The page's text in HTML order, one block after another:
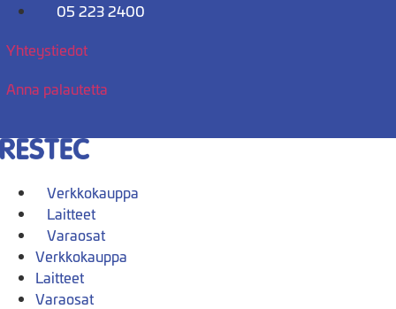
Mene
05 223 2400
Yhteystiedot
Anna palautetta
Verkkokauppa
Laitteet
Varaosat
Verkkokauppa
Laitteet
Varaosat